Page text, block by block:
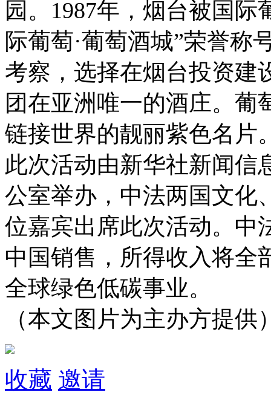
园。1987年，烟台被国
际葡萄·葡萄酒城”荣誉称
考察，选择在烟台投资建
团在亚洲唯一的酒庄。葡
链接世界的靓丽紫色名片
此次活动由新华社新闻信
公室举办，中法两国文化
位嘉宾出席此次活动。中
中国销售，所得收入将全
全球绿色低碳事业。
（本文图片为主办方提供
收藏 邀请